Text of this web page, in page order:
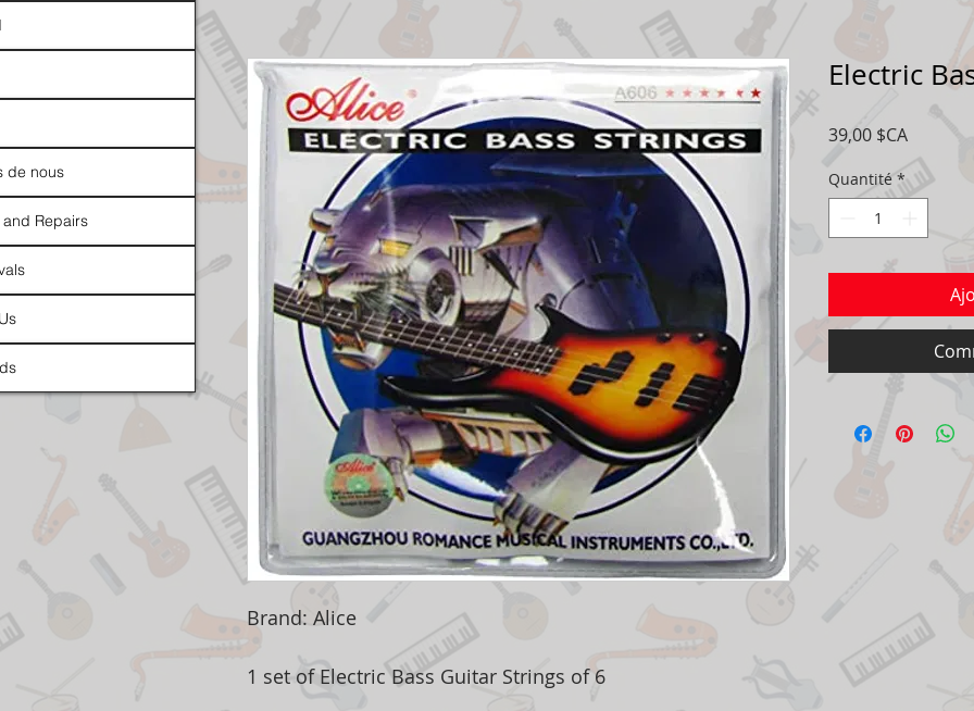
Brand: Alice
1 set of Electric Bass Guitar Strings of 6
Electric
39,00 $CAPrix
Quantité *
de nous
Repairs